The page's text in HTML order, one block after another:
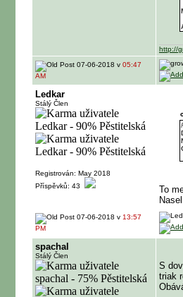
http://
07-06-2018 v 05:47
AM
Ledkar
Stálý Člen
Registrován: May 2018
Příspěvků: 43
To
07-06-2018 v 13:57
PM
spachal
Stálý Člen
S
triak